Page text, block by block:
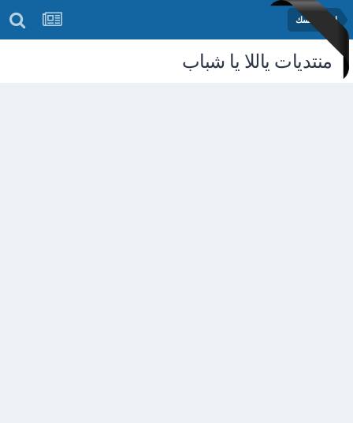
اختبر نفسك
منتديات ياللا يا شباب